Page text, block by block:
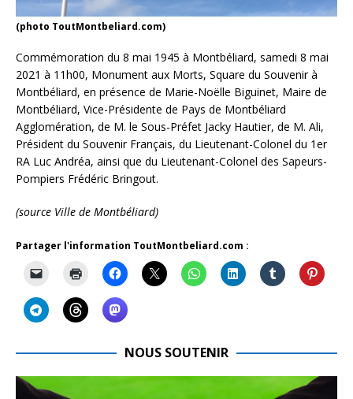
(photo ToutMontbeliard.com)
Commémoration du 8 mai 1945 à Montbéliard, samedi 8 mai
2021 à 11h00, Monument aux Morts, Square du Souvenir à
Montbéliard, en présence de Marie-Noëlle Biguinet, Maire de
Montbéliard, Vice-Présidente de Pays de Montbéliard
Agglomération, de M. le Sous-Préfet Jacky Hautier, de M. Ali,
Président du Souvenir Français, du Lieutenant-Colonel du 1er
RA Luc Andréa, ainsi que du Lieutenant-Colonel des Sapeurs-
Pompiers Frédéric Bringout.
(source Ville de Montbéliard)
Partager l'information ToutMontbeliard.com :
NOUS SOUTENIR